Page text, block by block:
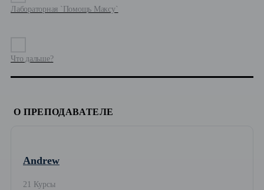
Лабораторная `Помощь Максу`
Что дальше?
О ПРЕПОДАВАТЕЛЕ
Andrew
21 Курсы